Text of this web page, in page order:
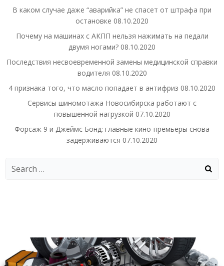
В каком случае даже “аварийка” не спасет от штрафа при
остановке 08.10.2020
Почему на машинах с АКПП нельзя нажимать на педали
двумя ногами? 08.10.2020
Последствия несвоевременной замены медицинской справки
водителя 08.10.2020
4 признака того, что масло попадает в антифриз 08.10.2020
Сервисы шиномотажа Новосибирска работают с
повышенной нагрузкой 07.10.2020
Форсаж 9 и Джеймс Бонд: главные кино-премьеры снова
задерживаются 07.10.2020
Search